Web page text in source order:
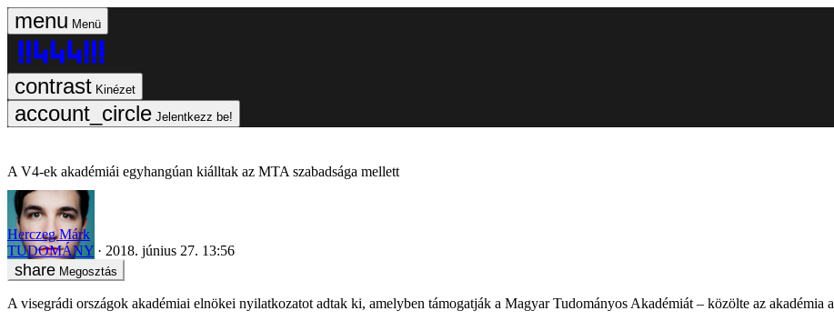
Menü
Kinézet
Jelentkezz be!
A V4-ek akadémiái egyhangúan kiálltak az MTA szabadsága mellett
Herczeg Márk
TUDOMÁNY
2018. június 27. 13:56
Megosztás
A visegrádi országok akadémiai elnökei nyilatkozatot adtak ki, amelyben támogatják a Magyar Tudományos Akadémiát – közölte az akadémia a